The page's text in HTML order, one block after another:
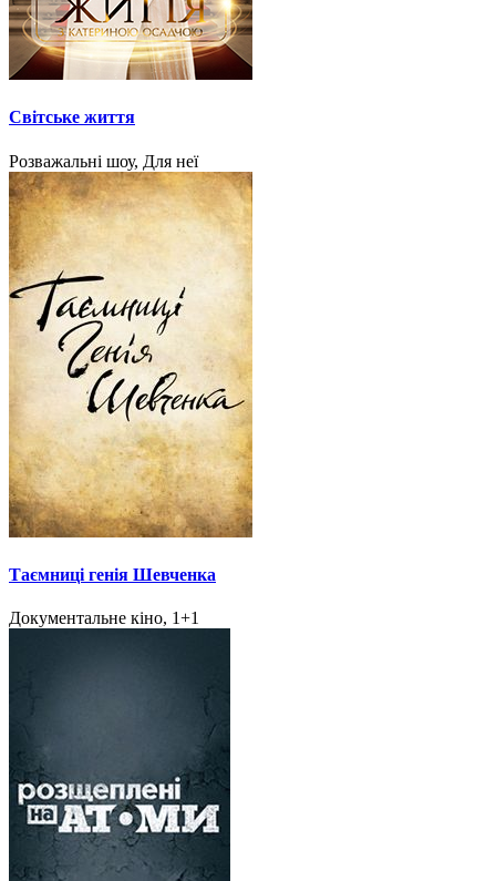
Світське життя
Розважальні шоу, Для неї
Таємниці генія Шевченка
Документальне кіно, 1+1